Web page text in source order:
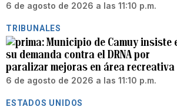
6 de agosto de 2026 a las 11:10 p.m.
TRIBUNALES
Municipio de Camuy insiste
su demanda contra el DRNA por
paralizar mejoras en área recreativa
6 de agosto de 2026 a las 11:10 p.m.
ESTADOS UNIDOS